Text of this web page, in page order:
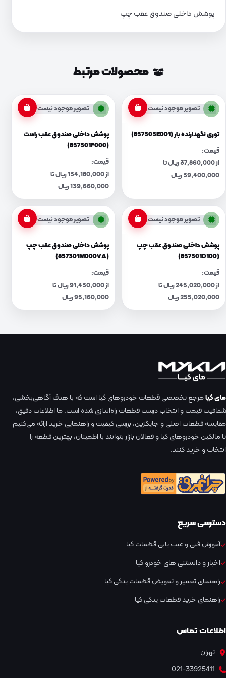
پوشش داخلی صندوق عقب چپ
محصولات مرتبط
تصویر موجود نیست
توری نگهدارنده بار (857303E001)
قیمت:
از 37,860,000 ریال تا
39,400,000 ریال
تصویر موجود نیست
پوشش داخلی صندوق عقب راست
(857301F000)
قیمت:
از 134,180,000 ریال تا
139,660,000 ریال
تصویر موجود نیست
پوشش داخلی صندوق عقب چپ
(857301D100)
قیمت:
از 245,020,000 ریال تا
255,020,000 ریال
تصویر موجود نیست
پوشش داخلی صندوق عقب چپ
(857301M000VA)
قیمت:
از 91,430,000 ریال تا
95,160,000 ریال
مای کیامرجع تخصصی قطعات خودروهای کیا است که با هدف آگاهی‌بخشی،
شفافیت قیمت و انتخاب درست قطعات راه‌اندازی شده است. ما اطلاعات دقیق،
مقایسه قطعات اصلی و جایگزین، بررسی کیفیت و راهنمایی خرید ارائه می‌کنیم
تا مالکین خودروهای کیا و فعالان بازار بتوانند با اطمینان، بهترین قطعه را
انتخاب و خرید کنند.
دسترسی سریع
آموزش فنی و عیب یابی قطعات کیا
اخبار و دانستنی های خودرو کیا
راهنمای تعمیر و تعویض قطعات یدکی کیا
راهنمای خرید قطعات یدکی کیا
اطلاعات تماس
تهران
021-33925411